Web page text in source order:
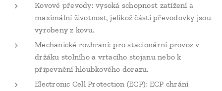
Kovové převody: vysoká schopnost zatížení a
maximální životnost, jelikož části převodovky jsou
vyrobeny z kovu.
Mechanické rozhraní: pro stacionární provoz v
držáku stolního a vrtacího stojanu nebo k
připevnění hloubkového dorazu.
Electronic Cell Protection (ECP): ECP chrání